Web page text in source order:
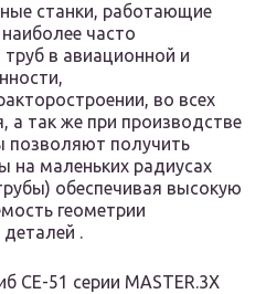
станки, работающие
часто
в авиационной и
во всех
а так же при производстве
позволяют получить
на маленьких радиусах
обеспечивая высокую
геометрии
деталей .
СЕ-51 серии MASTER.3X